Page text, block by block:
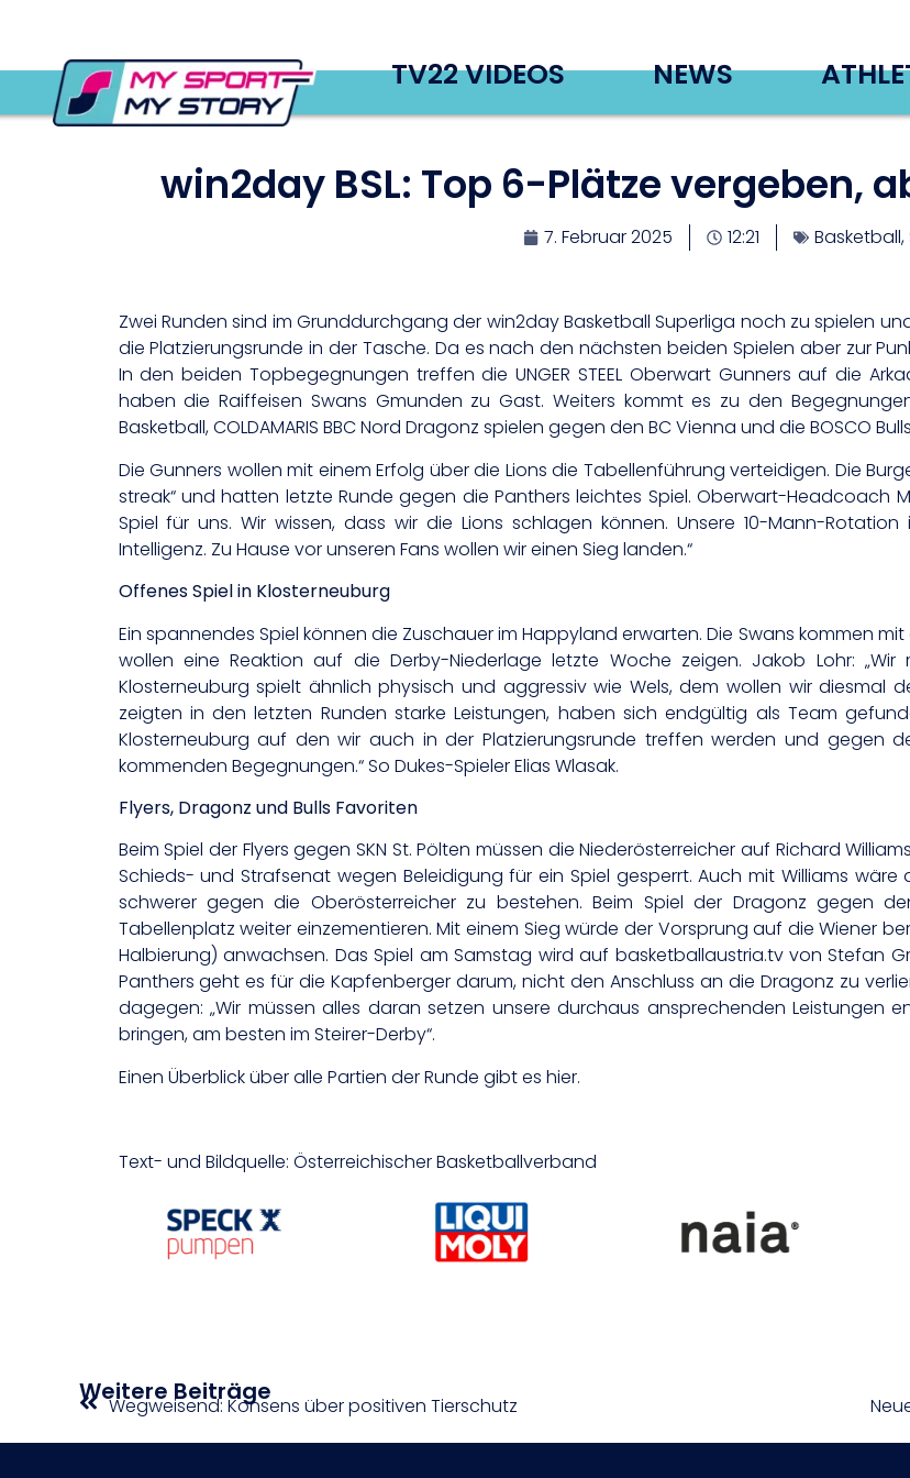
TV22 VIDEOS NEWS
win2day BSL: Top 6-Plätze vergeben,
7. Februar 2025 12:21 Basketball,
Zwei Runden sind im Grunddurchgang der win2day Basketball Superliga noch zu spielen
die Platzierungsrunde in der Tasche. Da es nach den nächsten beiden Spielen aber zur
In den beiden Topbegegnungen treffen die UNGER STEEL Oberwart Gunners auf die
haben die Raiffeisen Swans Gmunden zu Gast. Weiters kommt es zu den
Basketball, COLDAMARIS BBC Nord Dragonz spielen gegen den BC Vienna und die BOSCO
Die Gunners wollen mit einem Erfolg über die Lions die Tabellenführung verteidigen. Die
streak“ und hatten letzte Runde gegen die Panthers leichtes Spiel. Oberwart-Headcoach
Spiel für uns. Wir wissen, dass wir die Lions schlagen können. Unsere 10-Mann-
Intelligenz. Zu Hause vor unseren Fans wollen wir einen Sieg landen.“
Offenes Spiel in Klosterneuburg
Ein spannendes Spiel können die Zuschauer im Happyland erwarten. Die Swans kommen
wollen eine Reaktion auf die Derby-Niederlage letzte Woche zeigen. Jakob Lohr:
Klosterneuburg spielt ähnlich physisch und aggressiv wie Wels, dem wollen wir diesmal
zeigten in den letzten Runden starke Leistungen, haben sich endgültig als Team
Klosterneuburg auf den wir auch in der Platzierungsrunde treffen werden und gegen
kommenden Begegnungen.“ So Dukes-Spieler Elias Wlasak.
Flyers, Dragonz und Bulls Favoriten
Beim Spiel der Flyers gegen SKN St. Pölten müssen die Niederösterreicher auf Richard
Schieds- und Strafsenat wegen Beleidigung für ein Spiel gesperrt. Auch mit Williams wäre
schwerer gegen die Oberösterreicher zu bestehen. Beim Spiel der Dragonz gegen
Tabellenplatz weiter einzementieren. Mit einem Sieg würde der Vorsprung auf die Wiener
Halbierung) anwachsen. Das Spiel am Samstag wird auf basketballaustria.tv von Stefan
Panthers geht es für die Kapfenberger darum, nicht den Anschluss an die Dragonz zu
dagegen: „Wir müssen alles daran setzen unsere durchaus ansprechenden Leistungen
bringen, am besten im Steirer-Derby“.
Einen Überblick über alle Partien der Runde gibt es hier.
Text- und Bildquelle: Österreichischer Basketballverband
Weitere Beiträge
Wegweisend: Konsens über positiven Tierschutz